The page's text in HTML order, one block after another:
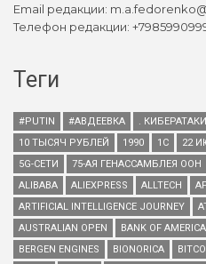
Email редакции:
Телефон редакции:
Теги
#PUTIN #АВДЕЕВКА . КИБЕРАТАКИ
10 ТЫСЯЧ РУБЛЕЙ
1990 1С 22
5G-СЕТИ
75-АЯ ГЕНАССАМБЛЕЯ ООН
ALIBABA
ALIEXPRESS ALLTECH
ARTIFICIAL INTELLIGENCE JOURNEY
AUSTRALIAN OPEN
BANK OF AMERICA
BERGEN ENGINES
BIONORICA